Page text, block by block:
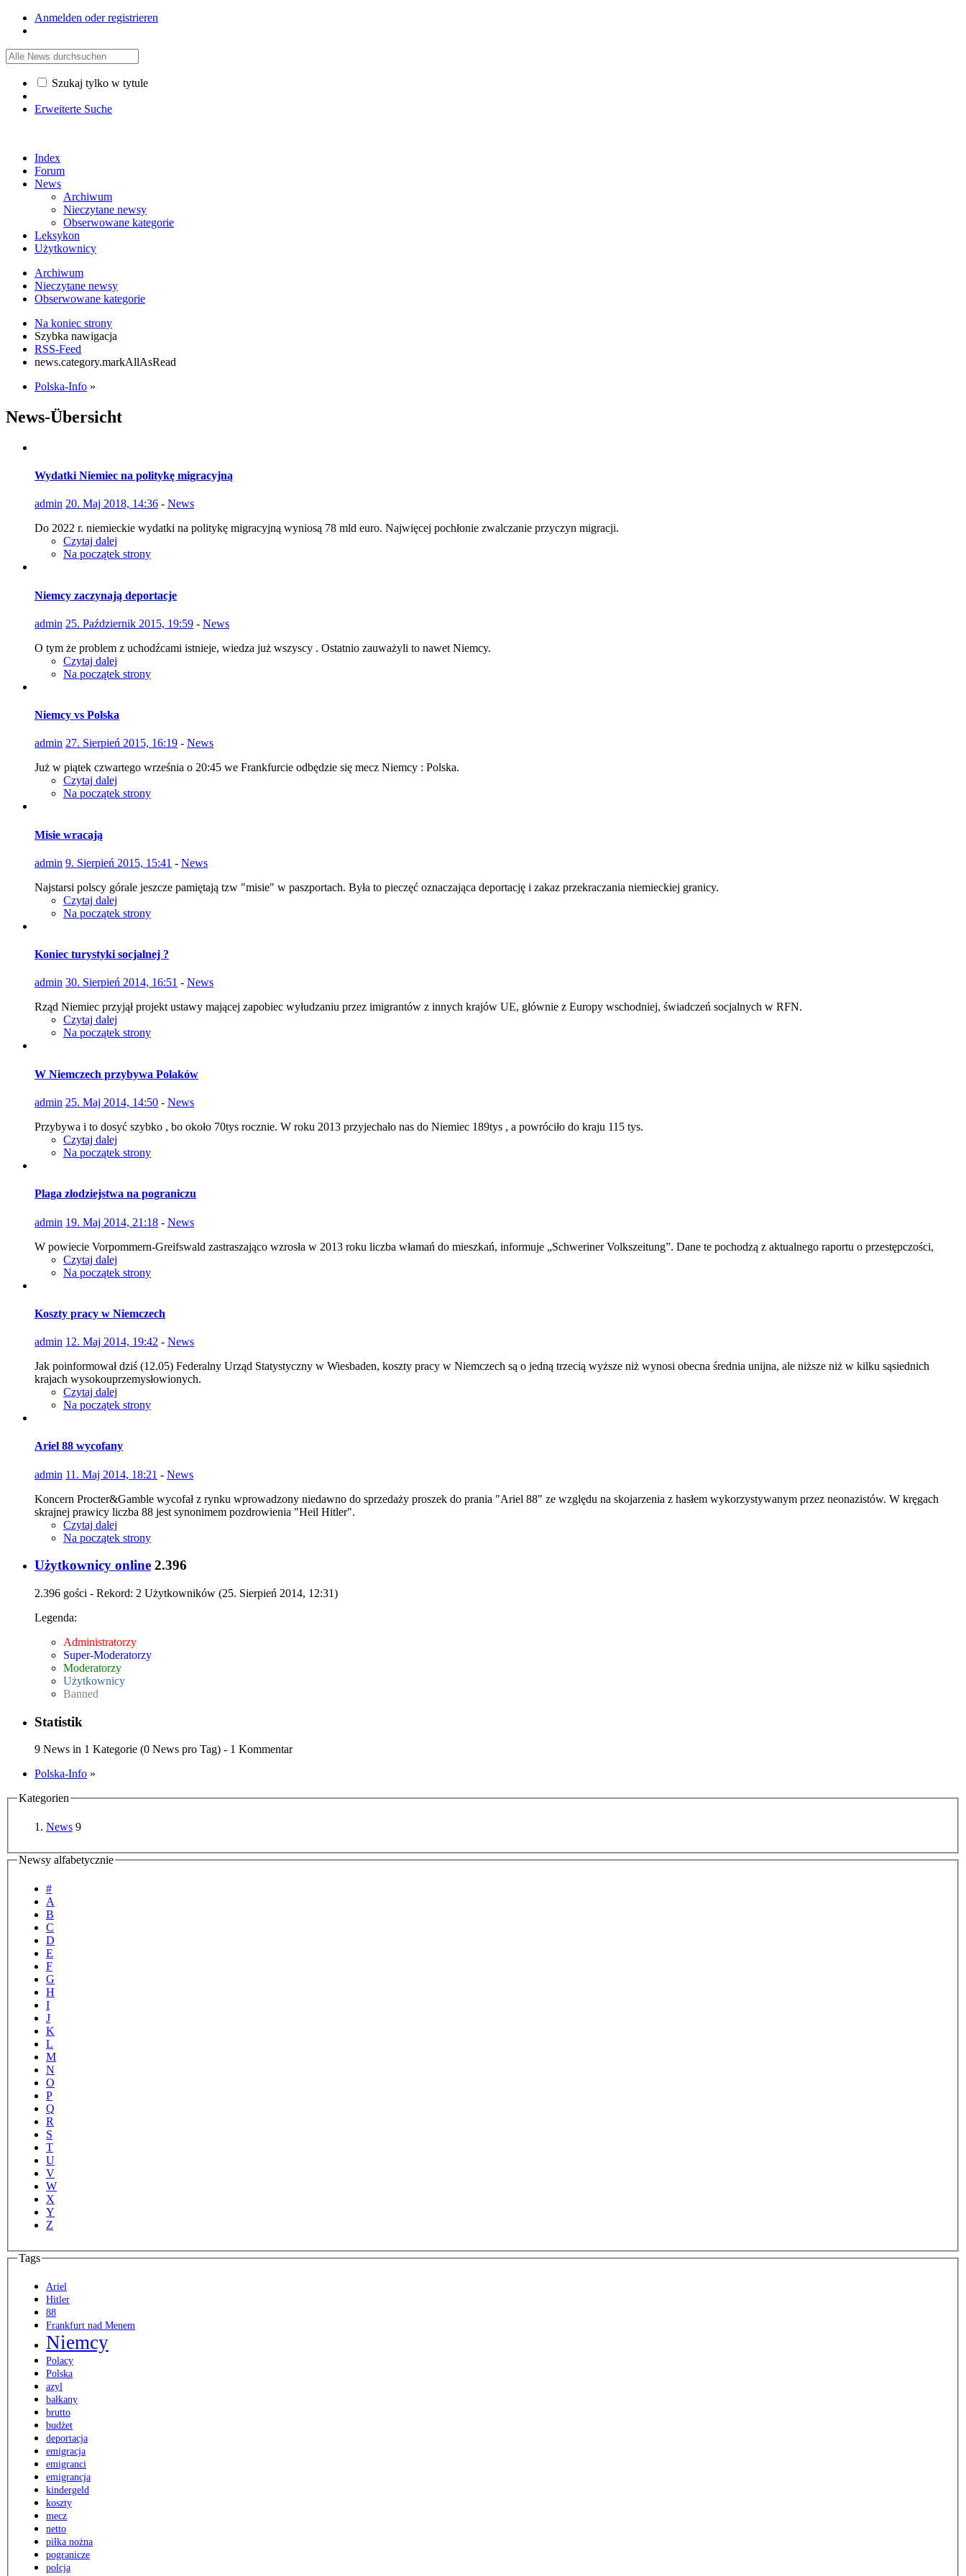
Anmelden oder registrieren
Szukaj tylko w tytule
Erweiterte Suche
Index
Forum
News
Archiwum
Nieczytane newsy
Obserwowane kategorie
Leksykon
Użytkownicy
Archiwum
Nieczytane newsy
Obserwowane kategorie
Na koniec strony
Szybka nawigacja
RSS-Feed
news.category.markAllAsRead
Polska-Info »
News-Übersicht
Wydatki Niemiec na politykę migracyjną
admin 20. Maj 2018, 14:36 - News
Do 2022 r. niemieckie wydatki na politykę migracyjną wyniosą 78 mld euro. Najwięcej pochłonie zwalczanie przyczyn migracji.
Czytaj dalej
Na początek strony
Niemcy zaczynają deportacje
admin 25. Październik 2015, 19:59 - News
O tym że problem z uchodźcami istnieje, wiedza już wszyscy . Ostatnio zauważyli to nawet Niemcy.
Czytaj dalej
Na początek strony
Niemcy vs Polska
admin 27. Sierpień 2015, 16:19 - News
Już w piątek czwartego września o 20:45 we Frankfurcie odbędzie się mecz Niemcy : Polska.
Czytaj dalej
Na początek strony
Misie wracają
admin 9. Sierpień 2015, 15:41 - News
Najstarsi polscy górale jeszcze pamiętają tzw "misie" w paszportach. Była to pieczęć oznaczająca deportację i zakaz przekraczania niemieckiej granicy.
Czytaj dalej
Na początek strony
Koniec turystyki socjalnej ?
admin 30. Sierpień 2014, 16:51 - News
Rząd Niemiec przyjął projekt ustawy mającej zapobiec wyłudzaniu przez imigrantów z innych krajów UE, głównie z Europy wschodniej, świadczeń socjalnych w RFN.
Czytaj dalej
Na początek strony
W Niemczech przybywa Polaków
admin 25. Maj 2014, 14:50 - News
Przybywa i to dosyć szybko , bo około 70tys rocznie. W roku 2013 przyjechało nas do Niemiec 189tys , a powróciło do kraju 115 tys.
Czytaj dalej
Na początek strony
Plaga złodziejstwa na pograniczu
admin 19. Maj 2014, 21:18 - News
W powiecie Vorpommern-Greifswald zastraszająco wzrosła w 2013 roku liczba włamań do mieszkań, informuje „Schweriner Volkszeitung”. Dane te pochodzą z aktualnego raportu o przestępczości,
Czytaj dalej
Na początek strony
Koszty pracy w Niemczech
admin 12. Maj 2014, 19:42 - News
Jak poinformował dziś (12.05) Federalny Urząd Statystyczny w Wiesbaden, koszty pracy w Niemczech są o jedną trzecią wyższe niż wynosi obecna średnia unijna, ale niższe niż w kilku sąsiednich
krajach wysokouprzemysłowionych.
Czytaj dalej
Na początek strony
Ariel 88 wycofany
admin 11. Maj 2014, 18:21 - News
Koncern Procter&Gamble wycofał z rynku wprowadzony niedawno do sprzedaży proszek do prania "Ariel 88" ze względu na skojarzenia z hasłem wykorzystywanym przez neonazistów. W kręgach
skrajnej prawicy liczba 88 jest synonimem pozdrowienia "Heil Hitler".
Czytaj dalej
Na początek strony
Użytkownicy online 2.396
2.396 gości - Rekord: 2 Użytkowników (25. Sierpień 2014, 12:31)
Legenda:
Administratorzy
Super-Moderatorzy
Moderatorzy
Użytkownicy
Banned
Statistik
9 News in 1 Kategorie (0 News pro Tag) - 1 Kommentar
Polska-Info »
Kategorien
News 9
Newsy alfabetycznie
#
A
B
C
D
E
F
G
H
I
J
K
L
M
N
O
P
Q
R
S
T
U
V
W
X
Y
Z
Tags
Ariel
Hitler
88
Frankfurt nad Menem
Niemcy
Polacy
Polska
azyl
bałkany
brutto
budżet
deportacja
emigracja
emigranci
emigrancja
kindergeld
koszty
mecz
netto
piłka nożna
pogranicze
polcja